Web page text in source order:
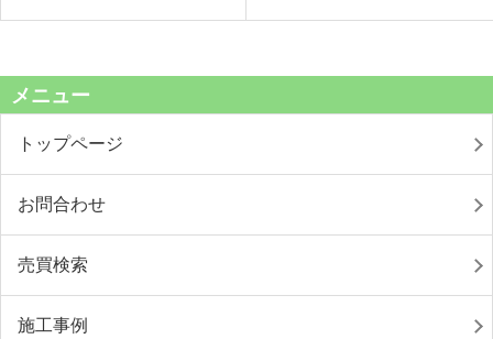
メニュー
トップページ
お問合わせ
売買検索
施工事例